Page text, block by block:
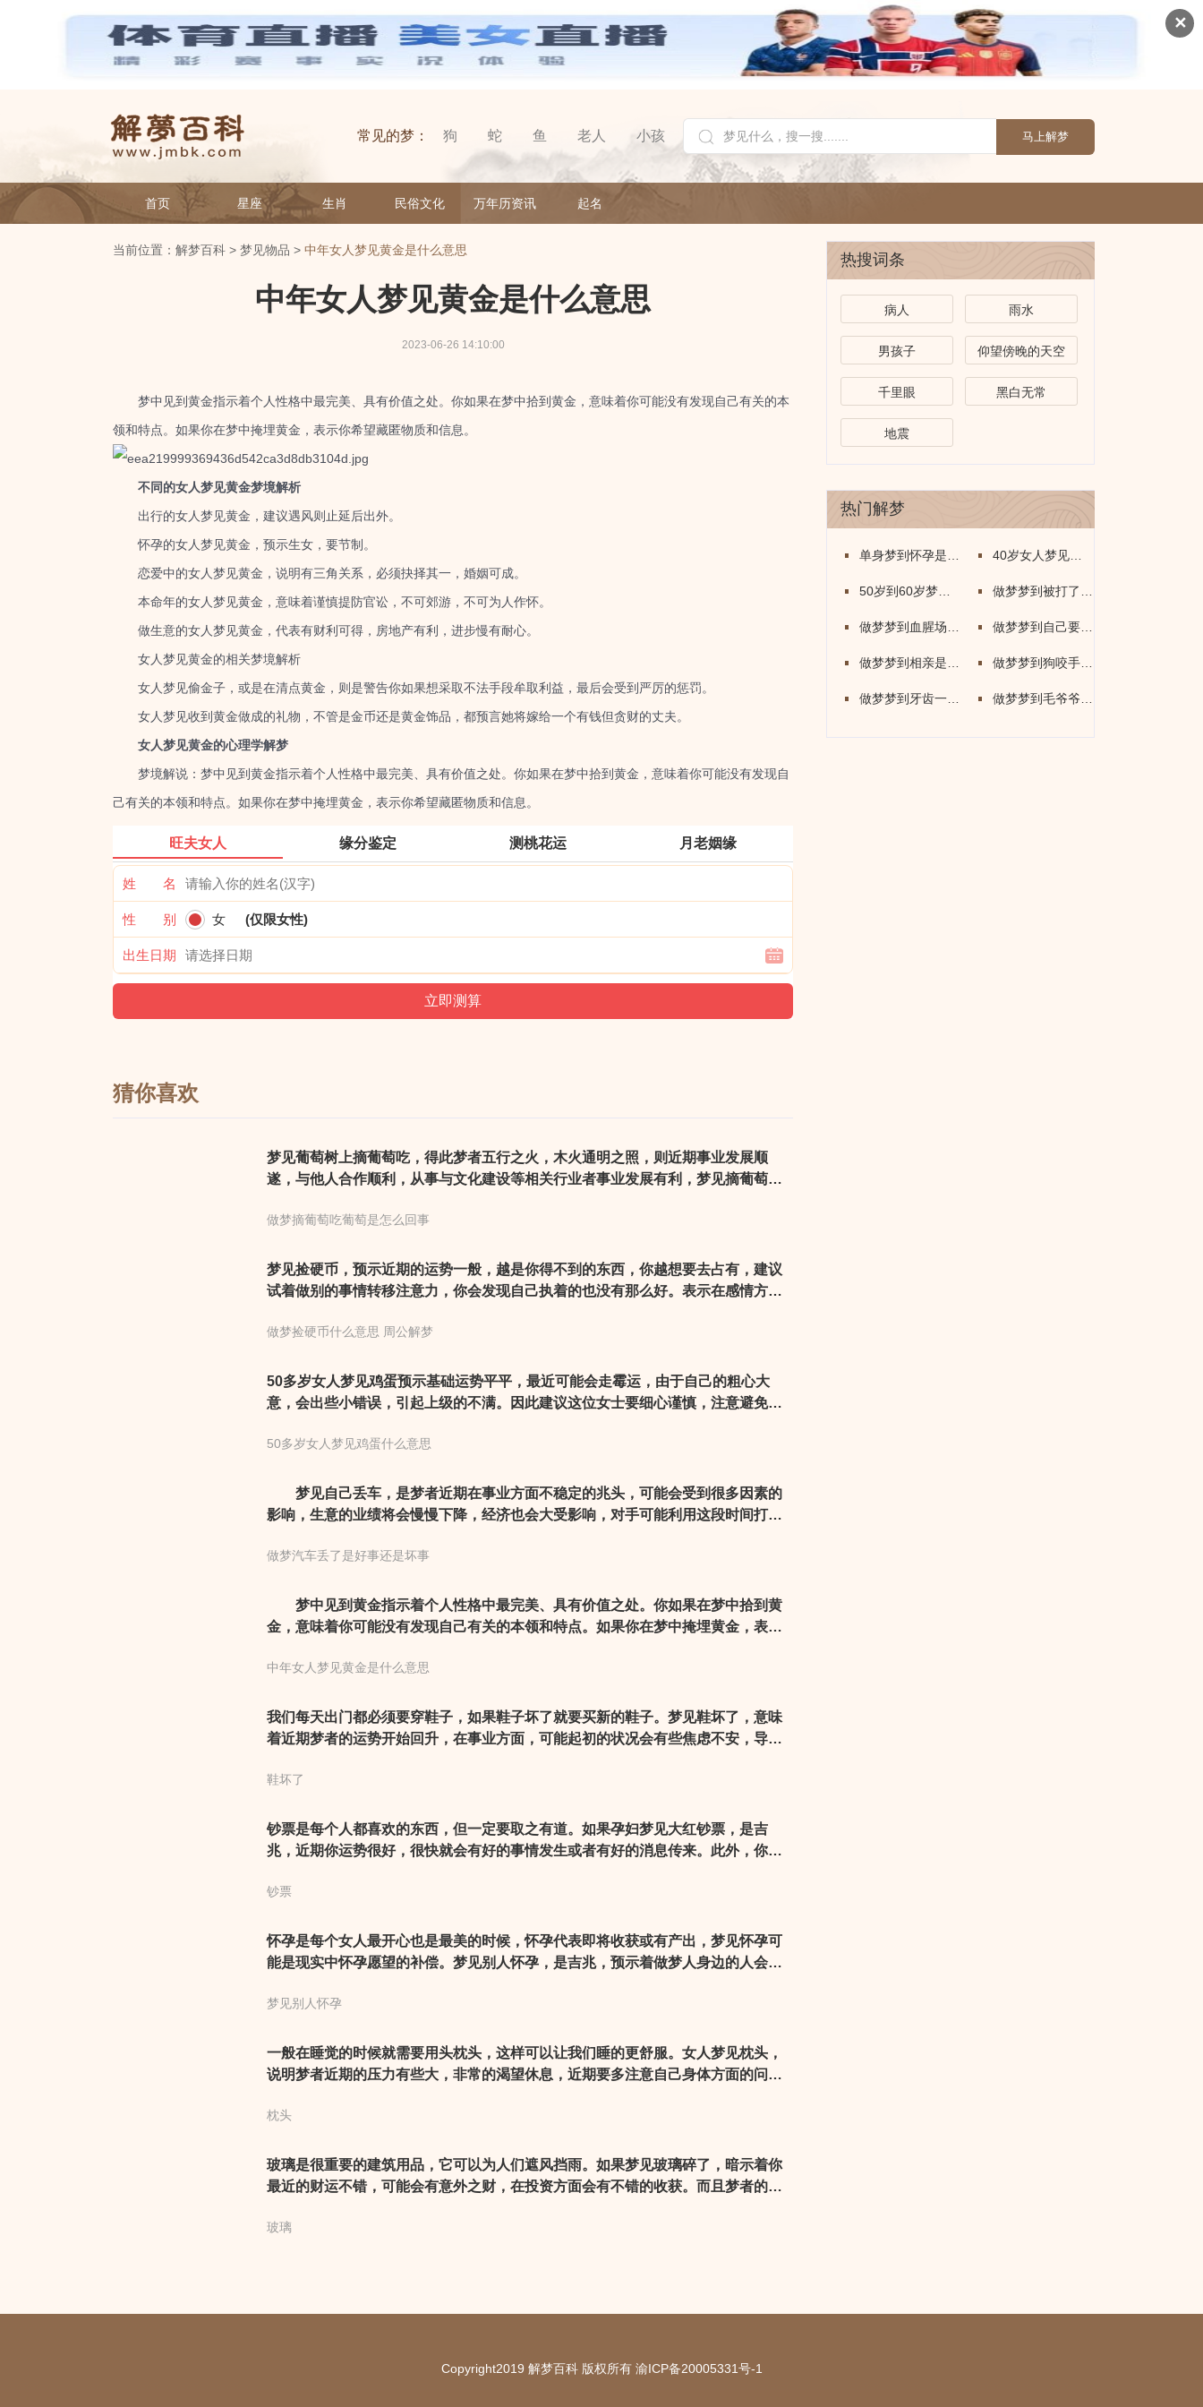
✕
马上解梦
常见的梦： 狗 蛇 鱼 老人 小孩
首页 星座 生肖 民俗文化 万年历资讯 起名
当前位置： 解梦百科 > 梦见物品 > 中年女人梦见黄金是什么意思
中年女人梦见黄金是什么意思
2023-06-26 14:10:00
梦中见到黄金指示着个人性格中最完美、具有价值之处。你如果在梦中拾到黄金，意味着你可能没有发现自己有关的本
领和特点。如果你在梦中掩埋黄金，表示你希望藏匿物质和信息。
不同的女人梦见黄金梦境解析
出行的女人梦见黄金，建议遇风则止延后出外。
怀孕的女人梦见黄金，预示生女，要节制。
恋爱中的女人梦见黄金，说明有三角关系，必须抉择其一，婚姻可成。
本命年的女人梦见黄金，意味着谨慎提防官讼，不可郊游，不可为人作怀。
做生意的女人梦见黄金，代表有财利可得，房地产有利，进步慢有耐心。
女人梦见黄金的相关梦境解析
女人梦见偷金子，或是在清点黄金，则是警告你如果想采取不法手段牟取利益，最后会受到严厉的惩罚。
女人梦见收到黄金做成的礼物，不管是金币还是黄金饰品，都预言她将嫁给一个有钱但贪财的丈夫。
女人梦见黄金的心理学解梦
梦境解说：梦中见到黄金指示着个人性格中最完美、具有价值之处。你如果在梦中拾到黄金，意味着你可能没有发现自
己有关的本领和特点。如果你在梦中掩埋黄金，表示你希望藏匿物质和信息。
旺夫女人 缘分鉴定 测桃花运 月老姻缘
姓 名
性 别 女 (仅限女性)
出生日期
猜你喜欢
梦见葡萄树上摘葡萄吃，得此梦者五行之火，木火通明之照，则近期事业发展顺
遂，与他人合作顺利，从事与文化建设等相关行业者事业发展有利，梦见摘葡萄乃
做梦摘葡萄吃葡萄是怎么回事
梦见捡硬币，预示近期的运势一般，越是你得不到的东西，你越想要去占有，建议
试着做别的事情转移注意力，你会发现自己执着的也没有那么好。表示在感情方面
放一点。而且其中有人对你表示好感的可能喔。其实只要多想些快乐的事物，情绪
做梦捡硬币什么意思 周公解梦
50多岁女人梦见鸡蛋预示基础运势平平，最近可能会走霉运，由于自己的粗心大
意，会出些小错误，引起上级的不满。因此建议这位女士要细心谨慎，注意避免小
梦见鸡蛋代表先失后得、要有信心得财利，本命年的女人梦见鸡蛋意味着家庭风波
50多岁女人梦见鸡蛋什么意思
梦见自己丢车，是梦者近期在事业方面不稳定的兆头，可能会受到很多因素的
影响，生意的业绩将会慢慢下降，经济也会大受影响，对手可能利用这段时间打击
做梦汽车丢了是好事还是坏事
梦中见到黄金指示着个人性格中最完美、具有价值之处。你如果在梦中拾到黄
金，意味着你可能没有发现自己有关的本领和特点。如果你在梦中掩埋黄金，表示
中年女人梦见黄金是什么意思
我们每天出门都必须要穿鞋子，如果鞋子坏了就要买新的鞋子。梦见鞋坏了，意味
着近期梦者的运势开始回升，在事业方面，可能起初的状况会有些焦虑不安，导致
信，其后做事顺利，是吉兆。
鞋坏了
钞票是每个人都喜欢的东西，但一定要取之有道。如果孕妇梦见大红钞票，是吉
兆，近期你运势很好，很快就会有好的事情发生或者有好的消息传来。此外，你的
不少奖励。建议你万事低调，免得出现什么差错，让自己损失了一笔钱财。
钞票
怀孕是每个女人最开心也是最美的时候，怀孕代表即将收获或有产出，梦见怀孕可
能是现实中怀孕愿望的补偿。梦见别人怀孕，是吉兆，预示着做梦人身边的人会有
某些想法与观点开始变得和以前不同了，比如他们开始变得成熟等等。
梦见别人怀孕
一般在睡觉的时候就需要用头枕头，这样可以让我们睡的更舒服。女人梦见枕头，
说明梦者近期的压力有些大，非常的渴望休息，近期要多注意自己身体方面的问
帮助，可以顺利的度过难关。
枕头
玻璃是很重要的建筑用品，它可以为人们遮风挡雨。如果梦见玻璃碎了，暗示着你
最近的财运不错，可能会有意外之财，在投资方面会有不错的收获。而且梦者的恋
但梦者也要注意，要时刻谨防小人的侵扰。
玻璃
热搜词条
病人 雨水
男孩子 仰望傍晚的天空
千里眼 黑白无常
地震
热门解梦
Copyright2019 解梦百科 版权所有 渝ICP备20005331号-1